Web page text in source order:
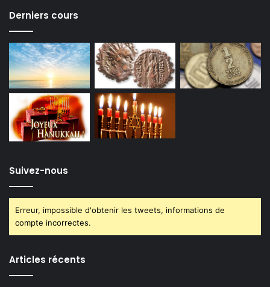
Derniers cours
Suivez-nous
Erreur, impossible d'obtenir les tweets, informations de
compte incorrectes.
Articles récents